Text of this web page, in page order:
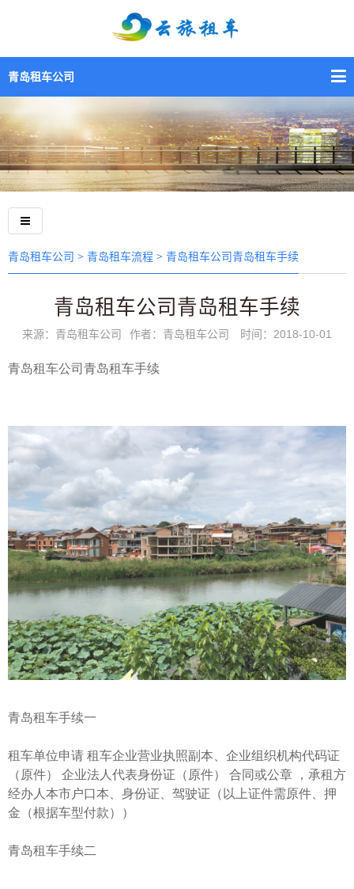
青岛租车公司
青岛租车公司 > 青岛租车流程 > 青岛租车公司青岛租车手续
青岛租车公司青岛租车手续
来源：青岛租车公司 作者：青岛租车公司 时间：2018-10-01
青岛租车公司 青岛租车手续
青岛租车手续一
租车单位申请 租车企业营业执照副本、企业组织机构代码证
（原件） 企业法人代表身份证（原件） 合同或公章 ，承租方
经办人本市户口本、身份证、驾驶证（以上证件需原件、押
金（根据车型付款））
青岛租车手续二